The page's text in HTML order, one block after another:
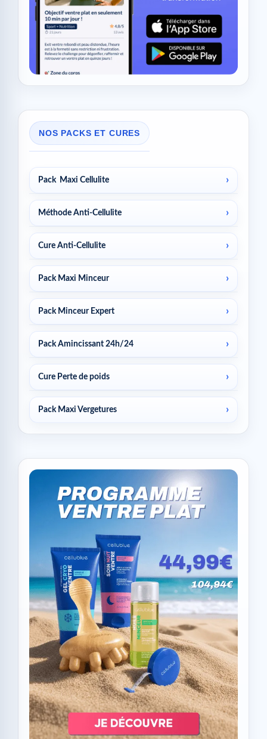
NOS PACKS ET CURES
Pack Maxi Cellulite
Méthode Anti-Cellulite
Cure Anti-Cellulite
Pack Maxi Minceur
Pack Minceur Expert
Pack Amincissant 24h/24
Cure Perte de poids
Pack Maxi Vergetures